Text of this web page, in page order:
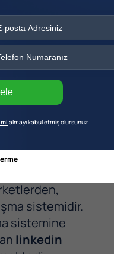
sistemidir.
sistemine
linkedin
almayı kabul etmiş olursunuz.